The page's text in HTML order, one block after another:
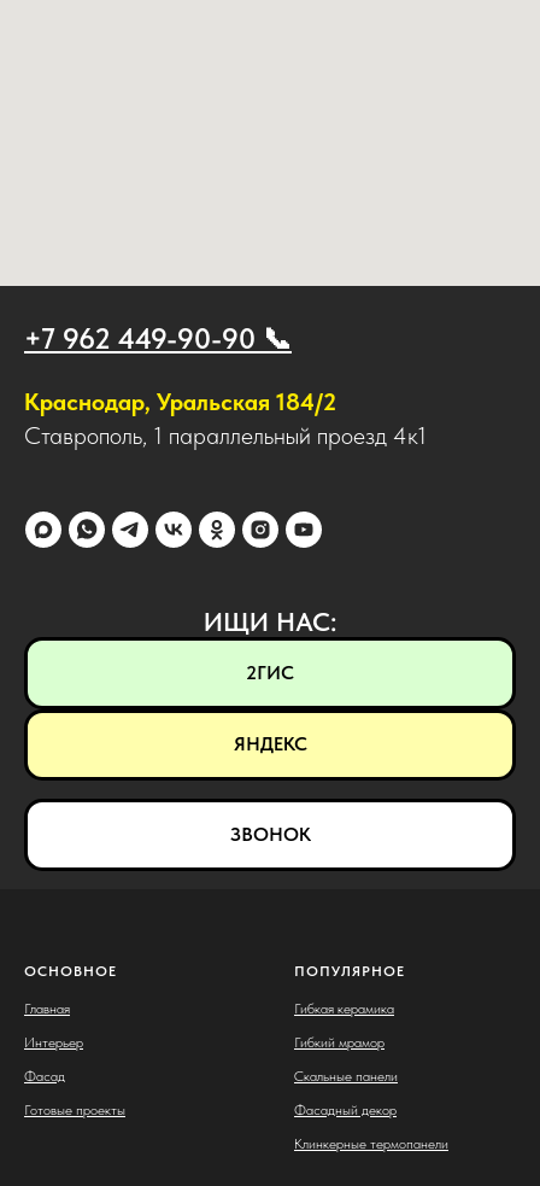
+7 962 449-90-90 📞
Краснодар, Уральская 184/2
Ставрополь, 1 параллельный проезд 4к1
ИЩИ НАС:
2ГИС
ЯНДЕКС
ЗВОНОК
ОСНОВНОЕ
Главная
Интерьер
Фасад
Готовые проекты
ПОПУЛЯРНОЕ
Гибкая керамика
Гибкий мрамор
Скальные панели
Фасадный декор
Клинкерные термопанели